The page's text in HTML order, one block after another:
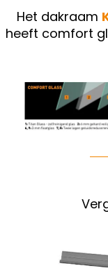
Het dakraam
heeft comfort